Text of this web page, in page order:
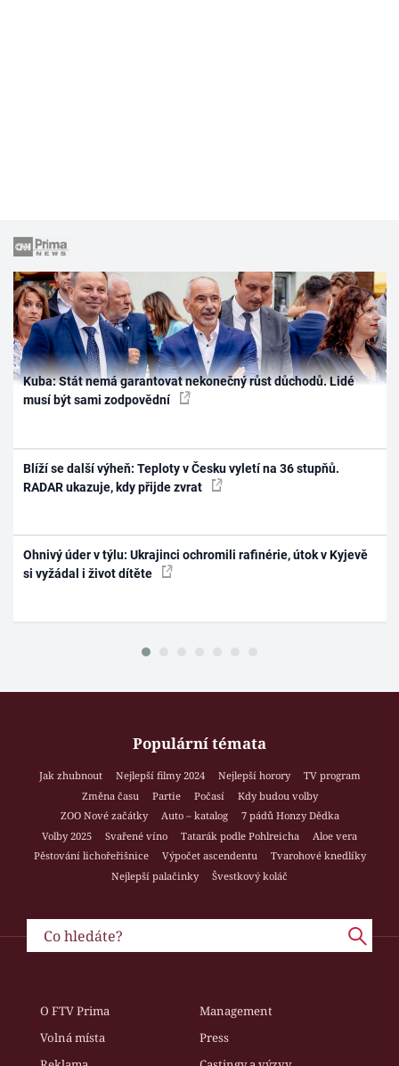
Kuba: Stát nemá garantovat nekonečný růst důchodů. Lidé
musí být sami zodpovědní
Blíží se další výheň: Teploty v Česku vyletí na 36 stupňů.
RADAR ukazuje, kdy přijde zvrat
Ohnivý úder v týlu: Ukrajinci ochromili rafinérie, útok v Kyjevě
si vyžádal i život dítěte
Populární témata
Jak zhubnout Nejlepší filmy 2024 Nejlepší horory
TV program
Změna času
Partie Počasí
Kdy budou volby
ZOO Nové začátky
Auto – katalog
7 pádů Honzy Dědka
Volby 2025
Svařené víno Tatarák podle Pohlreicha
Aloe vera
Pěstování lichořeřišnice
Výpočet ascendentu
Tvarohové knedlíky
Nejlepší palačinky
Švestkový koláč
O FTV Prima
Management
Volná místa
Press